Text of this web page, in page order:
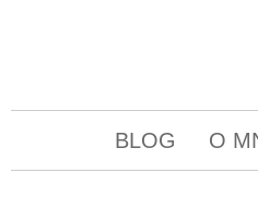
BLOG O